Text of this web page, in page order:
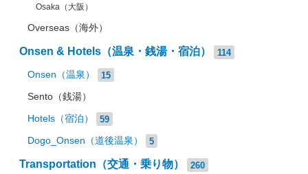
Osaka（大阪）
Overseas（海外）
Onsen & Hotels（温泉・銭湯・宿泊） 114
Onsen（温泉） 15
Sento（銭湯）
Hotels（宿泊） 59
Dogo_Onsen（道後温泉） 5
Transportation（交通・乗り物） 260